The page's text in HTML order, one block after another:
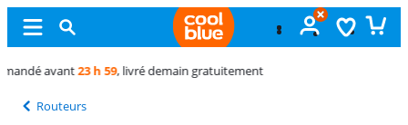
Échangegratuit
Routeurs